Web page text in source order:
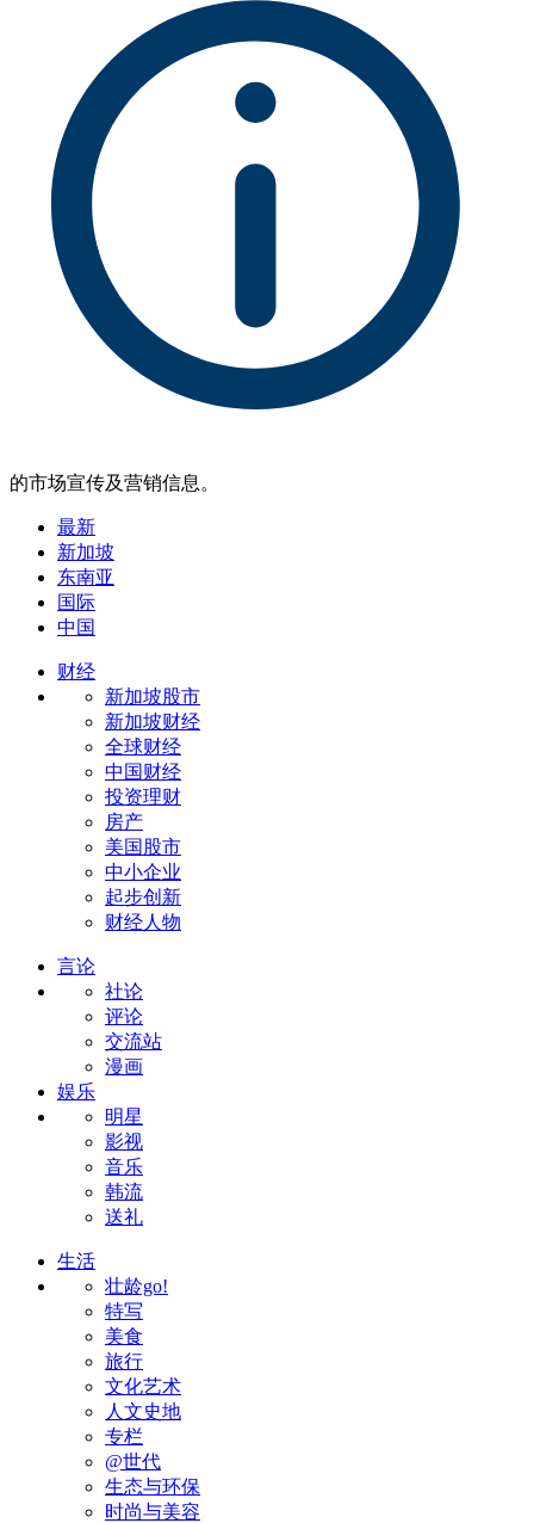
的市场宣传及营销信息。
最新
新加坡
东南亚
国际
中国
财经
新加坡股市
新加坡财经
全球财经
中国财经
投资理财
房产
美国股市
中小企业
起步创新
财经人物
言论
社论
评论
交流站
漫画
娱乐
明星
影视
音乐
韩流
送礼
生活
壮龄go!
特写
美食
旅行
文化艺术
人文史地
专栏
@世代
生态与环保
时尚与美容